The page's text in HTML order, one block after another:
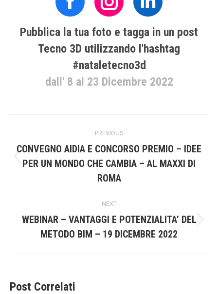
Facebook
Tecno
3D
Instagram
Tecno
3D
Linkedin
Tecno
3D
Pubblica la tua foto e tagga in un post
Tecno 3D utilizzando l'hashtag
#nataletecno3d
dall' 8 al 23 Dicembre 2022
navigation
PREVIOUS
Previous
post:
CONVEGNO AIDIA E CONCORSO PREMIO – IDEE
PER UN MONDO CHE CAMBIA – AL MAXXI DI
ROMA
NEXT
Next
post:
WEBINAR – VANTAGGI E POTENZIALITA’ DEL
METODO BIM – 19 DICEMBRE 2022
Post Correlati